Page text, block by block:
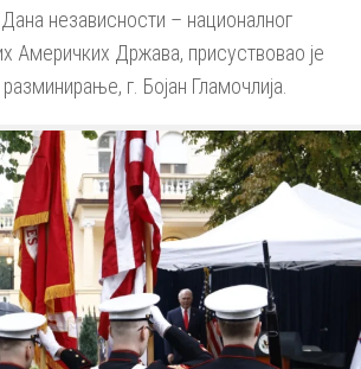
независности – националног
Америчких Држава, присуствовао је
г. Бојан Гламочлија.